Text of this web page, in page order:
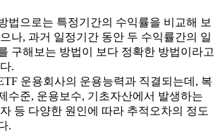
법으로는 특정기간의 수익률을 비교해 보
나, 과거 일정기간 동안 두 수익률간의 일
구해보는 방법이 보다 정확한 방법이라고
.
운용회사의 운용능력과 직결되는데, 복
수준, 운용보수, 기초자산에서 발생하는
등 다양한 원인에 따라 추적오차의 정도
.